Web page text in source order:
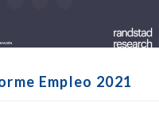
Empleo 2021